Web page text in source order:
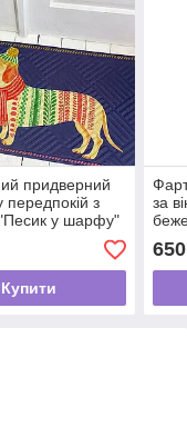
придверний
передпокій з
у шарфу"
Купити
за
650